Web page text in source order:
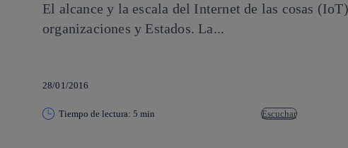
El alcance y la escala del Internet de las cosas
organizaciones y Estados. La...
28/01/2016
Tiempo de lectura: 5 min Escuchar